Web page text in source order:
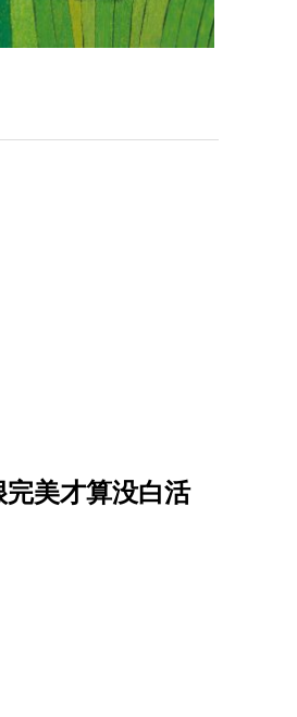
美才算没白活